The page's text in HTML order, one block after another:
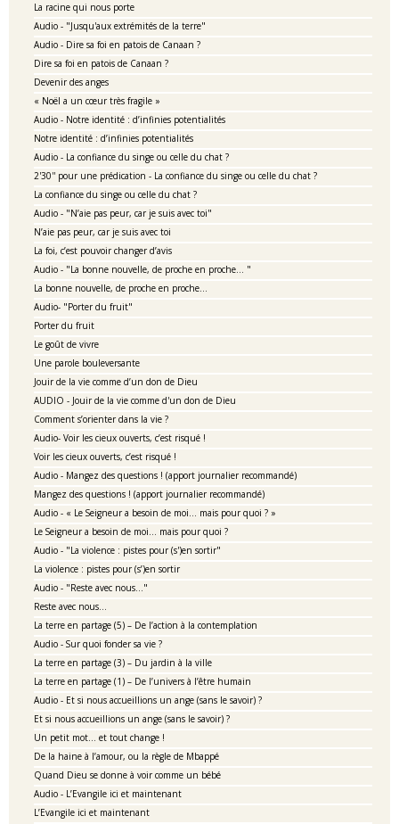
La racine qui nous porte
Audio - "Jusqu'aux extrémités de la terre"
Audio - Dire sa foi en patois de Canaan ?
Dire sa foi en patois de Canaan ?
Devenir des anges
« Noël a un cœur très fragile »
Audio - Notre identité : d’infinies potentialités
Notre identité : d’infinies potentialités
Audio - La confiance du singe ou celle du chat ?
2'30'' pour une prédication - La confiance du singe ou celle du chat ?
La confiance du singe ou celle du chat ?
Audio - "N’aie pas peur, car je suis avec toi"
N’aie pas peur, car je suis avec toi
La foi, c’est pouvoir changer d’avis
Audio - "La bonne nouvelle, de proche en proche… "
La bonne nouvelle, de proche en proche…
Audio- "Porter du fruit"
Porter du fruit
Le goût de vivre
Une parole bouleversante
Jouir de la vie comme d’un don de Dieu
AUDIO - Jouir de la vie comme d'un don de Dieu
Comment s’orienter dans la vie ?
Audio- Voir les cieux ouverts, c’est risqué !
Voir les cieux ouverts, c’est risqué !
Audio - Mangez des questions ! (apport journalier recommandé)
Mangez des questions ! (apport journalier recommandé)
Audio - « Le Seigneur a besoin de moi… mais pour quoi ? »
Le Seigneur a besoin de moi… mais pour quoi ?
Audio - "La violence : pistes pour (s')en sortir"
La violence : pistes pour (s’)en sortir
Audio - "Reste avec nous…"
Reste avec nous…
La terre en partage (5) – De l’action à la contemplation
Audio - Sur quoi fonder sa vie ?
La terre en partage (3) – Du jardin à la ville
La terre en partage (1) – De l’univers à l’être humain
Audio - Et si nous accueillions un ange (sans le savoir) ?
Et si nous accueillions un ange (sans le savoir) ?
Un petit mot… et tout change !
De la haine à l’amour, ou la règle de Mbappé
Quand Dieu se donne à voir comme un bébé
Audio - L’Evangile ici et maintenant
L’Evangile ici et maintenant